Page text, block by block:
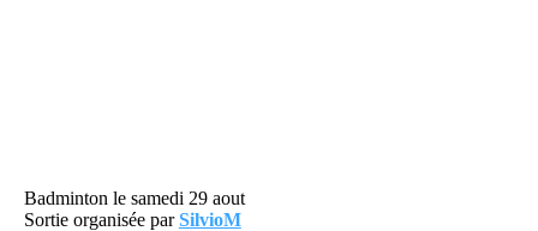
Badminton le samedi 29 aout
Sortie organisée parSilvioM